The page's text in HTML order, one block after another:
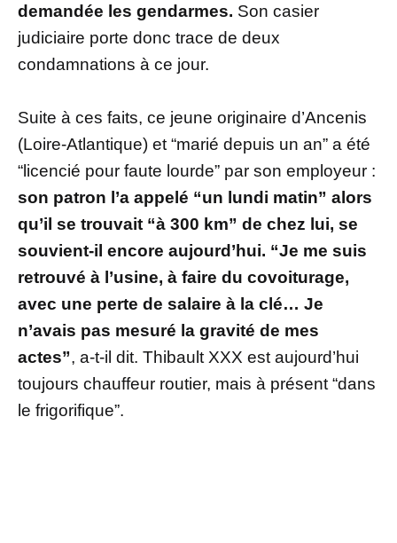
demandée les gendarmes. Son casier
judiciaire porte donc trace de deux
condamnations à ce jour.
Suite à ces faits, ce jeune originaire d’Ancenis
(Loire-Atlantique) et “marié depuis un an” a été
“licencié pour faute lourde” par son employeur :
son patron l’a appelé “un lundi matin” alors
qu’il se trouvait “à 300 km” de chez lui, se
souvient-il encore aujourd’hui. “Je me suis
retrouvé à l’usine, à faire du covoiturage,
avec une perte de salaire à la clé… Je
n’avais pas mesuré la gravité de mes
actes”, a-t-il dit. Thibault XXX est aujourd’hui
toujours chauffeur routier, mais à présent “dans
le frigorifique”.